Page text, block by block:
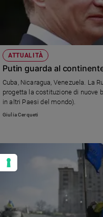
ATTUALITÀ
Putin guarda al
Cuba, Nicaragua, Venezuela. La
progetta la costituzione di nuove
in altri Paesi del mondo).
Giulia Cerqueti